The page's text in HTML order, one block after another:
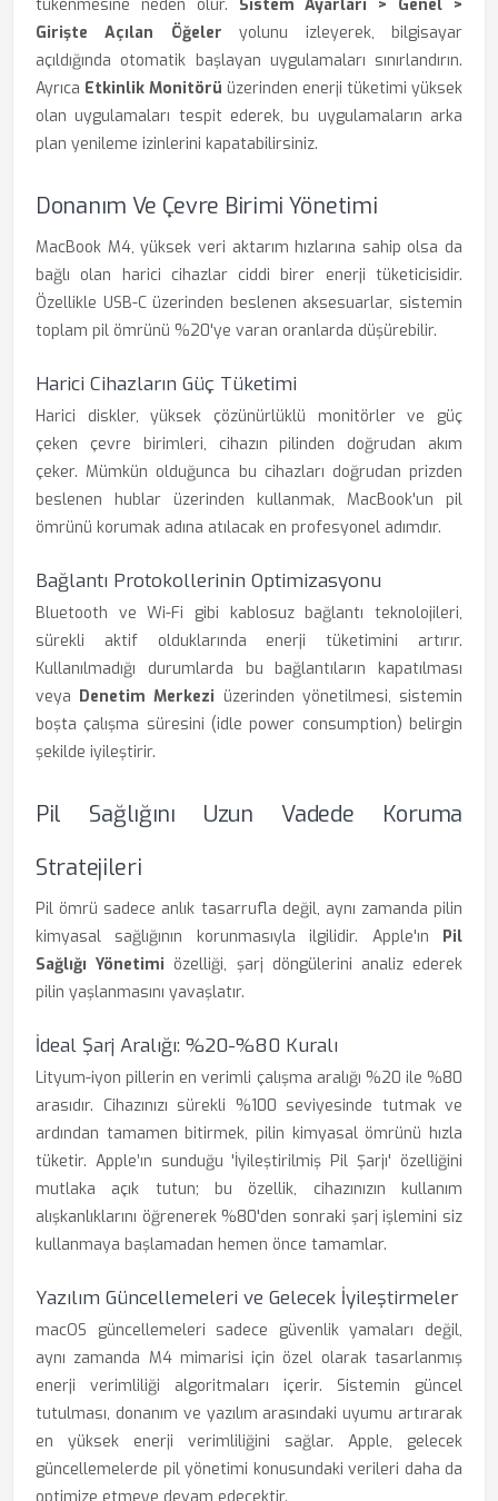
tükenmesine neden olur. Sistem Ayarları > Genel >
Girişte Açılan Öğeler yolunu izleyerek, bilgisayar
açıldığında otomatik başlayan uygulamaları sınırlandırın.
Ayrıca Etkinlik Monitörü üzerinden enerji tüketimi yüksek
olan uygulamaları tespit ederek, bu uygulamaların arka
plan yenileme izinlerini kapatabilirsiniz.
Donanım Ve Çevre Birimi Yönetimi
MacBook M4, yüksek veri aktarım hızlarına sahip olsa da
bağlı olan harici cihazlar ciddi birer enerji tüketicisidir.
Özellikle USB-C üzerinden beslenen aksesuarlar, sistemin
toplam pil ömrünü %20'ye varan oranlarda düşürebilir.
Harici Cihazların Güç Tüketimi
Harici diskler, yüksek çözünürlüklü monitörler ve güç
çeken çevre birimleri, cihazın pilinden doğrudan akım
çeker. Mümkün olduğunca bu cihazları doğrudan prizden
beslenen hublar üzerinden kullanmak, MacBook'un pil
ömrünü korumak adına atılacak en profesyonel adımdır.
Bağlantı Protokollerinin Optimizasyonu
Bluetooth ve Wi-Fi gibi kablosuz bağlantı teknolojileri,
sürekli aktif olduklarında enerji tüketimini artırır.
Kullanılmadığı durumlarda bu bağlantıların kapatılması
veya Denetim Merkezi üzerinden yönetilmesi, sistemin
boşta çalışma süresini (idle power consumption) belirgin
şekilde iyileştirir.
Pil Sağlığını Uzun Vadede Koruma
Stratejileri
Pil ömrü sadece anlık tasarrufla değil, aynı zamanda pilin
kimyasal sağlığının korunmasıyla ilgilidir. Apple'ın Pil
Sağlığı Yönetimi özelliği, şarj döngülerini analiz ederek
pilin yaşlanmasını yavaşlatır.
İdeal Şarj Aralığı: %20-%80 Kuralı
Lityum-iyon pillerin en verimli çalışma aralığı %20 ile %80
arasıdır. Cihazınızı sürekli %100 seviyesinde tutmak ve
ardından tamamen bitirmek, pilin kimyasal ömrünü hızla
tüketir. Apple’ın sunduğu 'İyileştirilmiş Pil Şarjı' özelliğini
mutlaka açık tutun; bu özellik, cihazınızın kullanım
alışkanlıklarını öğrenerek %80'den sonraki şarj işlemini siz
kullanmaya başlamadan hemen önce tamamlar.
Yazılım Güncellemeleri ve Gelecek İyileştirmeler
macOS güncellemeleri sadece güvenlik yamaları değil,
aynı zamanda M4 mimarisi için özel olarak tasarlanmış
enerji verimliliği algoritmaları içerir. Sistemin güncel
tutulması, donanım ve yazılım arasındaki uyumu artırarak
en yüksek enerji verimliliğini sağlar. Apple, gelecek
güncellemelerde pil yönetimi konusundaki verileri daha da